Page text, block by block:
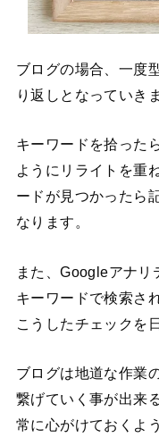
ブログの場合、一度
り返しとなっていき
キーワードを拾った
ようにリライトを重
ードが見つかったら
なります。
また、Googleアナリ
キーワードで検索さ
こうしたチェックを
ブログは地道な作業
繋げていく事が出来
常に心がけておくよ